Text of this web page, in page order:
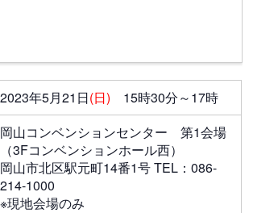
2023年5月21日(日) 15時30分～17時
岡山コンベンションセンター 第1会場
（3Fコンベンションホール西）
岡山市北区駅元町14番1号 TEL：086-
214-1000
※現地会場のみ